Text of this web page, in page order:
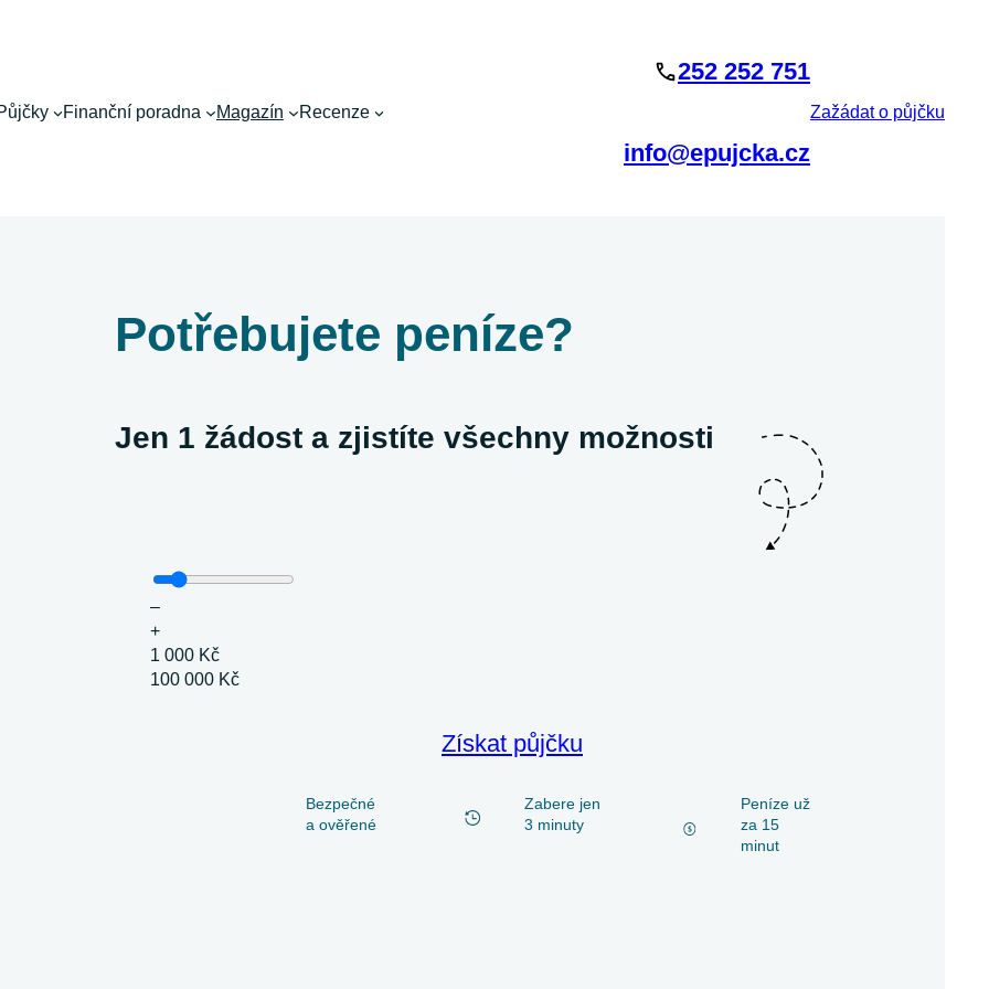
Finanční poradna Magazín Recenze
252 252 751
info@epujcka.cz
Zažádat o půjčku
Potřebujete peníze?
Jen 1 žádost a zjistíte všechny možnosti
–
+
1 000 Kč
100 000 Kč
Získat půjčku
Bezpečné
a ověřené
Zabere jen
3 minuty
Peníze už
za 15
minut